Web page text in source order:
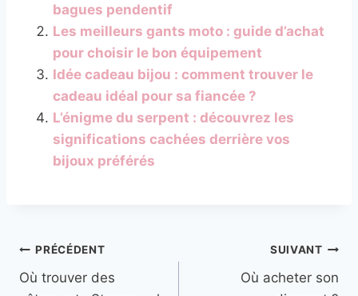
bagues pendentif
Les meilleurs gants moto : guide d’achat
pour choisir le bon équipement
Idée cadeau bijou : comment trouver le
cadeau idéal pour sa fiancée ?
L’énigme du serpent : découvrez les
significations cachées derrière vos
bijoux préférés
Navigation
de
PRÉCÉDENT
Où trouver des
SUIVANT
Où acheter son